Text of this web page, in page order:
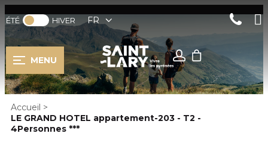
ÉTÉ HIVER FR
MENU
Accueil >
LE GRAND HOTEL appartement-203 - T2 -
4Personnes ***